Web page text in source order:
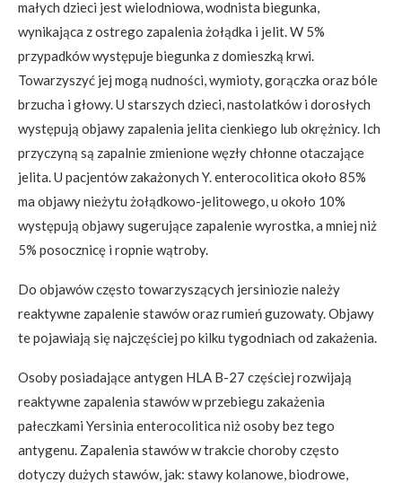
małych dzieci jest wielodniowa, wodnista biegunka,
wynikająca z ostrego zapalenia żołądka i jelit. W 5%
przypadków występuje biegunka z domieszką krwi.
Towarzyszyć jej mogą nudności, wymioty, gorączka oraz bóle
brzucha i głowy. U starszych dzieci, nastolatków i dorosłych
występują objawy zapalenia jelita cienkiego lub okrężnicy. Ich
przyczyną są zapalnie zmienione węzły chłonne otaczające
jelita. U pacjentów zakażonych Y. enterocolitica około 85%
ma objawy nieżytu żołądkowo-jelitowego, u około 10%
występują objawy sugerujące zapalenie wyrostka, a mniej niż
5% posocznicę i ropnie wątroby.
Do objawów często towarzyszących jersiniozie należy
reaktywne zapalenie stawów oraz rumień guzowaty. Objawy
te pojawiają się najczęściej po kilku tygodniach od zakażenia.
Osoby posiadające antygen HLA B-27 częściej rozwijają
reaktywne zapalenia stawów w przebiegu zakażenia
pałeczkami Yersinia enterocolitica niż osoby bez tego
antygenu. Zapalenia stawów w trakcie choroby często
dotyczy dużych stawów, jak: stawy kolanowe, biodrowe,